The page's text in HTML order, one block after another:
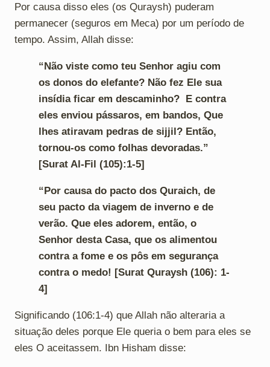
Por causa disso eles (os Quraysh) puderam
permanecer (seguros em Meca) por um período de
tempo. Assim, Allah disse:
“Não viste como teu Senhor agiu com
os donos do elefante? Não fez Ele sua
insídia ficar em descaminho? E contra
eles enviou pássaros, em bandos, Que
lhes atiravam pedras de sijjil? Então,
tornou-os como folhas devoradas.”
[Surat Al-Fil (105):1-5]
“Por causa do pacto dos Quraich, de
seu pacto da viagem de inverno e de
verão. Que eles adorem, então, o
Senhor desta Casa, que os alimentou
contra a fome e os pôs em segurança
contra o medo! [Surat Quraysh (106): 1-
4]
Significando (106:1-4) que Allah não alteraria a
situação deles porque Ele queria o bem para eles se
eles O aceitassem. Ibn Hisham disse: